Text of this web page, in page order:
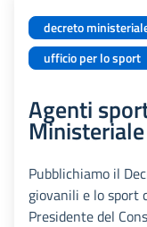
decreto
ufficio per lo sport
Agenti
Pubblichiamo il
giovanili e lo sport
Presidente del